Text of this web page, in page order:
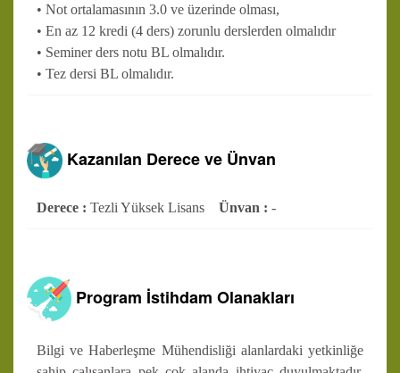
• Not ortalamasının 3.0 ve üzerinde olması,
• En az 12 kredi (4 ders) zorunlu derslerden olmalıdır
• Seminer ders notu BL olmalıdır.
• Tez dersi BL olmalıdır.
Kazanılan Derece ve Ünvan
Derece : Tezli Yüksek Lisans Ünvan : -
Program İstihdam Olanakları
Bilgi ve Haberleşme Mühendisliği alanlardaki yetkinliğe